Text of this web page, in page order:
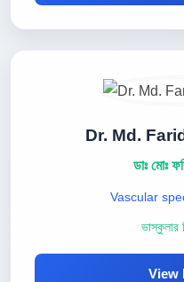
Dr. Md.
ডাঃ মোঃ
Vascular
ভাস্কুলার
View